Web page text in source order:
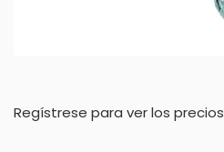
Regístrese para ver los precios